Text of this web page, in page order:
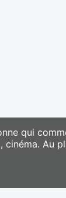
qui
cinéma. Au